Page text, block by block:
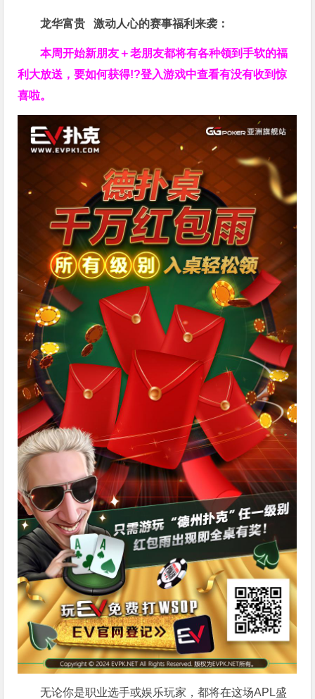
龙华富贵 激动人心的赛事福利来袭：
本周开始新朋友＋老朋友都将有各种领到手软的福
利大放送，要如何获得!?登入游戏中查看有没有收到惊
喜啦。
无论你是职业选手或娱乐玩家，都将在这场APL盛